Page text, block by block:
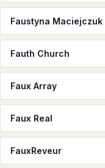
Faustyna Maciejczuk
Fauth Church
Faux Array
Faux Real
FauxReveur